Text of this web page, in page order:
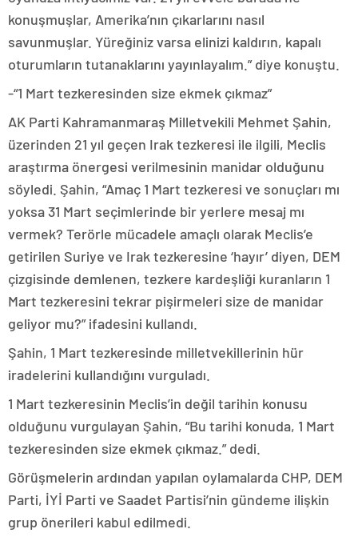
konuşmuşlar, Amerika’nın çıkarlarını nasıl
savunmuşlar. Yüreğiniz varsa elinizi kaldırın, kapalı
oturumların tutanaklarını yayınlayalım.” diye konuştu.
-“1 Mart tezkeresinden size ekmek çıkmaz”
AK Parti Kahramanmaraş Milletvekili Mehmet Şahin,
üzerinden 21 yıl geçen Irak tezkeresi ile ilgili, Meclis
araştırma önergesi verilmesinin manidar olduğunu
söyledi. Şahin, “Amaç 1 Mart tezkeresi ve sonuçları mı
yoksa 31 Mart seçimlerinde bir yerlere mesaj mı
vermek? Terörle mücadele amaçlı olarak Meclis’e
getirilen Suriye ve Irak tezkeresine ‘hayır’ diyen, DEM
çizgisinde demlenen, tezkere kardeşliği kuranların 1
Mart tezkeresini tekrar pişirmeleri size de manidar
geliyor mu?” ifadesini kullandı.
Şahin, 1 Mart tezkeresinde milletvekillerinin hür
iradelerini kullandığını vurguladı.
1 Mart tezkeresinin Meclis’in değil tarihin konusu
olduğunu vurgulayan Şahin, “Bu tarihi konuda, 1 Mart
tezkeresinden size ekmek çıkmaz.” dedi.
Görüşmelerin ardından yapılan oylamalarda CHP, DEM
Parti, İYİ Parti ve Saadet Partisi’nin gündeme ilişkin
grup önerileri kabul edilmedi.